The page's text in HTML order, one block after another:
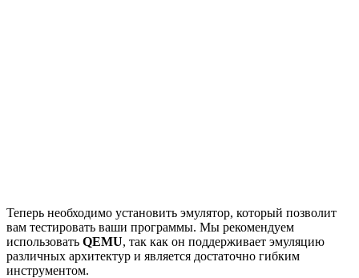
Теперь необходимо установить эмулятор, который позволит
вам тестировать ваши программы. Мы рекомендуем
использовать QEMU, так как он поддерживает эмуляцию
различных архитектур и является достаточно гибким
инструментом.